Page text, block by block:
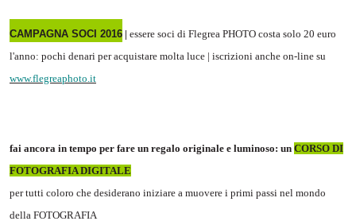
CAMPAGNA SOCI 2016 | essere soci di Flegrea PHOTO costa solo 20 euro
l'anno: pochi denari per acquistare molta luce | iscrizioni anche on-line su
www.flegreaphoto.it
fai ancora in tempo per fare un regalo originale e luminoso: un CORSO DI
FOTOGRAFIA DIGITALE
per tutti coloro che desiderano iniziare a muovere i primi passi nel mondo
della FOTOGRAFIA